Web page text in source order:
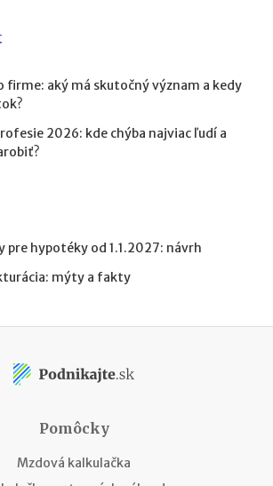
firme: aký má skutočný význam a kedy
2026: kde chýba najviac ľudí a
pre hypotéky od 1.1.2027: návrh
mýty a fakty
Pomôcky
Mzdová kalkulačka